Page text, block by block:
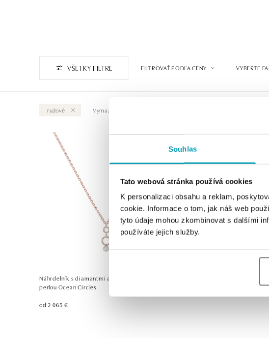
Souhlas
Tato webová stránka používá cookies
K personalizaci obsahu a reklam,
cookie. Informace o tom, jak náš web
tyto údaje mohou zkombinovat s dalšími
používáte jejich služby.
VŠETKY FILTRE FILTROVAŤ PODĽA CENY VYBERTE
ružové Vymazať všetky
Náhrdelník s diamantmi a sladkovodnou bielou
perlou Ocean Circles
od 2 065 €